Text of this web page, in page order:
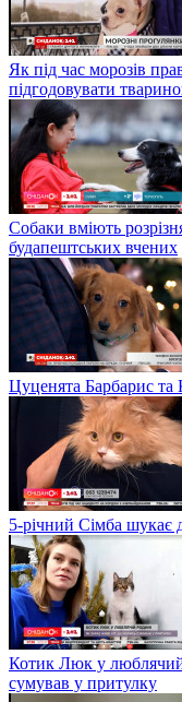
Як під час морозів
підгодовувати
Собаки вміють
будапештських вчених
Цуценята Барбарис та
5-річний Сімба шукає
Котик Люк у люблячий
сумував у притулку